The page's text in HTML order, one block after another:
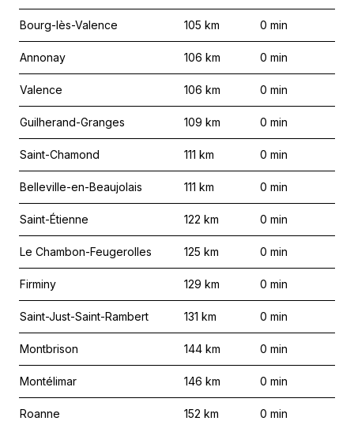
Bourg-lès-Valence 105 km 0 min
Annonay 106 km 0 min
Valence 106 km 0 min
Guilherand-Granges 109 km 0 min
Saint-Chamond 111 km 0 min
Belleville-en-Beaujolais 111 km 0 min
Saint-Étienne 122 km 0 min
Le Chambon-Feugerolles 125 km 0 min
Firminy 129 km 0 min
Saint-Just-Saint-Rambert 131 km 0 min
Montbrison 144 km 0 min
Montélimar 146 km 0 min
Roanne 152 km 0 min